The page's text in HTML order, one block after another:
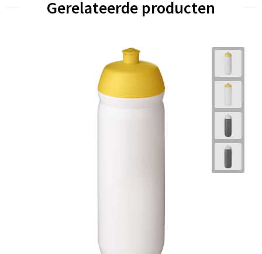
Gerelateerde producten